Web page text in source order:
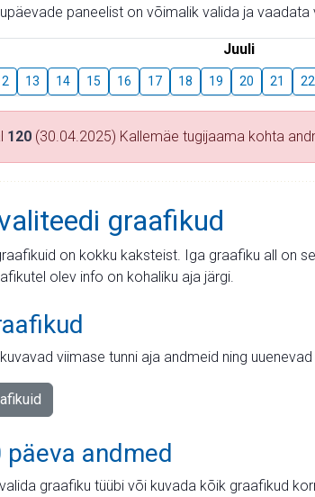
paneelist on võimalik valida ja vaadata
Juuli
13 14 15 16 17 18 19 20 21 22
120 (30.04.2025) Kallemäe tugijaama kohta
graafikud
on kokku kaksteist. Iga graafiku all on
olev info on kohaliku aja järgi.
viimase tunni aja andmeid ning uuenevad
andmed
graafiku tüübi või kuvada kõik graafikud